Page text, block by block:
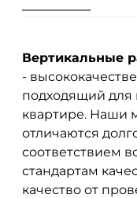
Вертикальные
-
подходящий для
квартире. Наши
отличаются
соответствием
стандартам
качество от